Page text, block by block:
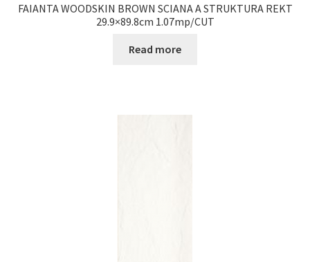
FAIANTA WOODSKIN BROWN SCIANA A STRUKTURA REKT
29.9×89.8cm 1.07mp/CUT
Read more